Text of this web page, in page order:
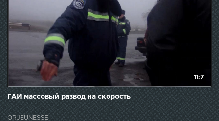
11:7
ГАИ массовый развод на скорость
ORJEUNESSE